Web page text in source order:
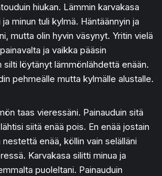
hiukan. Lämmin karvakasa
minun tuli kylmä. Häntäännyin ja
mutta olin hyvin väsynyt. Yritin vielä
ja vaikka pääsin
silti löytänyt lämmönlähdettä enään.
pehmeälle mutta kylmälle alustalle.
taas vieressäni. Painauduin sitä
siitä enää pois. En enää jostain
enää, köllin vain selälläni
Karvakasa silitti minua ja
puoleltani. Painauduin